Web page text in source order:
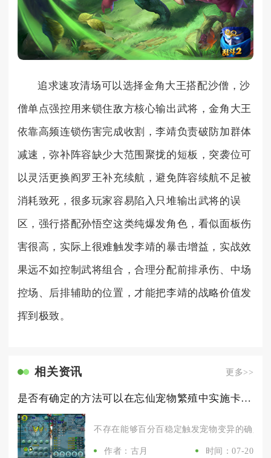
追求速攻清场可以选择金角大王搭配沙僧，沙
僧单点强控用来锁住敌方核心输出武将，金角大王
依靠高频连锁伤害完成收割，李靖负责破防加群体
减速，弥补阵容缺少大范围聚拢的短板，突袭位可
以灵活更换阎罗王补充续航，避免阵容续航不足被
消耗致死，很多玩家容易陷入只堆输出武将的误
区，强行搭配孙悟空这类纯爆发角色，看似面板伤
害很高，实际上很难触发李靖的暴击增益，实战效
果远不如控制武将组合，合理分配前排承伤、中场
控场、后排辅助的位置，才能把李靖的战略价值发
挥到极致。
相关资讯 更多>>
是否有确定的方法可以在忘仙宠物繁殖中实施卡变异
不存在能够百分百稳定触发宠物变异的确定
作者：古月 时间：07-20